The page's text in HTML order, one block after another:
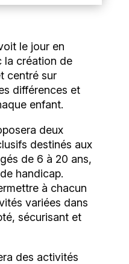
le jour en
la création de
centré sur
différences et
enfant.
deux
destinés aux
de 6 à 20 ans,
handicap.
à chacun
variées dans
sécurisant et
des activités